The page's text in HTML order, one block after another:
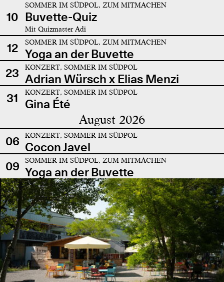
10
SOMMER IM SÜDPOL, ZUM MITMACHEN
Buvette-Quiz
Mit Quizmaster Adi
12 SOMMER IM SÜDPOL, ZUM MITMACHEN
Yoga an der Buvette
23
KONZERT, SOMMER IM SÜDPOL
Adrian Würsch x Elias Menzi
31
KONZERT, SOMMER IM SÜDPOL
Gina Été
August 2026
06 KONZERT, SOMMER IM SÜDPOL
Cocon Javel
09
SOMMER IM SÜDPOL, ZUM MITMACHEN
Yoga an der Buvette